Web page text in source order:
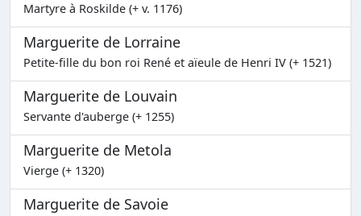
Martyre à Roskilde (+ v. 1176)
Marguerite de Lorraine
Petite-fille du bon roi René et aïeule de Henri IV (+ 1521)
Marguerite de Louvain
Servante d'auberge (+ 1255)
Marguerite de Metola
Vierge (+ 1320)
Marguerite de Savoie